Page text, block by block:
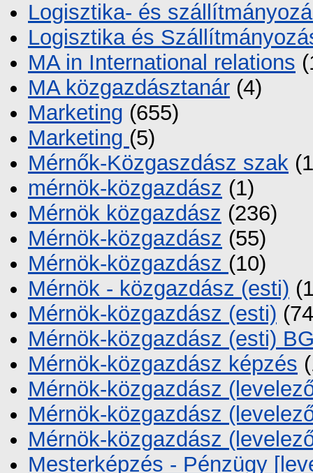
Logisztika- és
Logisztika és
MA in International relations
MA közgazdásztanár (4)
Marketing (655)
Marketing (5)
Mérnők-Közgaszdász szak
mérnök-közgazdász (1)
Mérnök közgazdász (236)
Mérnök-közgazdász (55)
Mérnök-közgazdász (10)
Mérnök - közgazdász (esti)
Mérnök-közgazdász (esti)
Mérnök-közgazdász (esti)
Mérnök-közgazdász képzés
Mérnök-közgazdász
Mérnök-közgazdász
Mérnök-közgazdász
Mesterképzés - Pénzügy